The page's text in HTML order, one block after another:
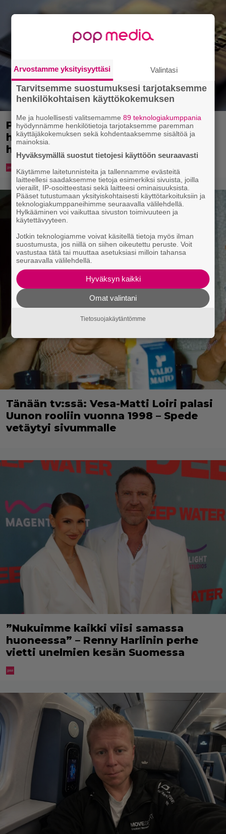
Poliisi: Kauppakeskusten pihoilla
huijauksia – tekijät väittävät
hukanneensa pankkikorttinsa
Tänään tv:ssä: Vesa-Matti Loiri palasi
Uunon rooliin vuonna 1998 – Spede
vetäytyi sivummalle
”Nukuimme kaikki viisi samassa
huoneessa” – Renny Harlinin perhe
vietti unelmien kesän Suomessa
Arvostamme yksityisyyttäsi Valintasi
Tarvitsemme suostumuksesi tarjotaksemme
henkilökohtaisen käyttökokemuksen
Me ja huolellisesti valitsemamme89 teknologiakumppania
hyödynnämme henkilötietoja tarjotaksemme paremman
käyttäjäkokemuksen sekä kohdentaaksemme sisältöä ja
mainoksia.
Hyväksymällä suostut tietojesi käyttöön seuraavasti
Käytämme laitetunnisteita ja tallennamme evästeitä
laitteellesi saadaksemme tietoja esimerkiksi sivuista, joilla
vierailit, IP-osoitteestasi sekä laitteesi ominaisuuksista.
Pääset tutustumaan yksityiskohtaisesti käyttötarkoituksiin ja
teknologiakumppaneihimme seuraavalla välilehdellä.
Hylkääminen voi vaikuttaa sivuston toimivuuteen ja
käytettävyyteen.
Jotkin teknologiamme voivat käsitellä tietoja myös ilman
suostumusta, jos niillä on siihen oikeutettu peruste. Voit
vastustaa tätä tai muuttaa asetuksiasi milloin tahansa
seuraavalla välilehdellä.
Hyväksyn kaikki
Omat valintani
Tietosuojakäytäntömme